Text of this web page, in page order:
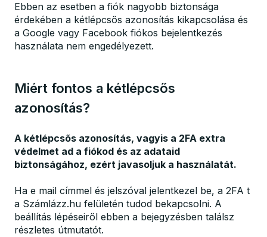
Ebben az esetben a fiók nagyobb biztonsága
érdekében a kétlépcsős azonosítás kikapcsolása és
a Google vagy Facebook fiókos bejelentkezés
használata nem engedélyezett.
Miért fontos a kétlépcsős
azonosítás?
A kétlépcsős azonosítás, vagyis a 2FA extra
védelmet ad a fiókod és az adataid
biztonságához, ezért javasoljuk a használatát.
Ha e mail címmel és jelszóval jelentkezel be, a 2FA t
a Számlázz.hu felületén tudod bekapcsolni. A
beállítás lépéseiről ebben a bejegyzésben találsz
részletes útmutatót.